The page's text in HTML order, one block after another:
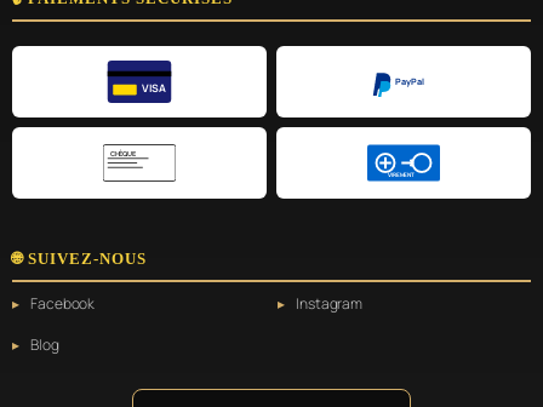
VISA
PayPal
CHÈQUE
VIREMENT
🌐 SUIVEZ-NOUS
Facebook
Instagram
Blog